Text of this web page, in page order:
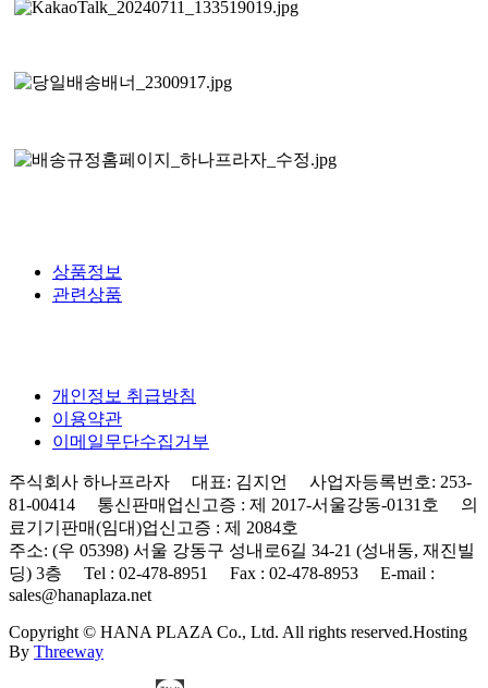
상품정보
관련상품
개인정보 취급방침
이용약관
이메일무단수집거부
주식회사 하나프라자 대표: 김지언 사업자등록번호: 253-
81-00414 통신판매업신고증 : 제 2017-서울강동-0131호 의
료기기판매(임대)업신고증 : 제 2084호
주소: (우 05398) 서울 강동구 성내로6길 34-21 (성내동, 재진빌
딩) 3층 Tel : 02-478-8951 Fax : 02-478-8953 E-mail :
sales@hanaplaza.net
Copyright © HANA PLAZA Co., Ltd. All rights reserved.Hosting
By Threeway